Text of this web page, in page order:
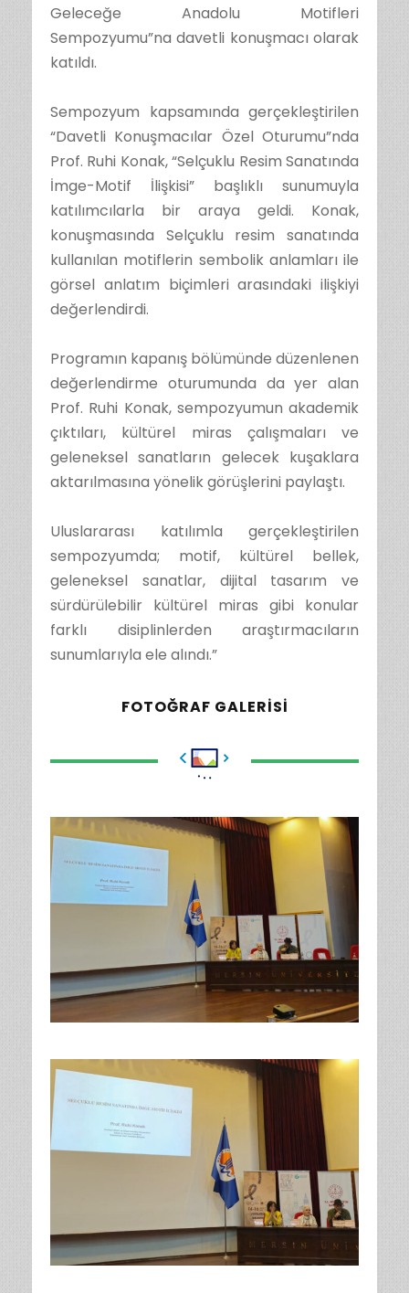
Geleceğe Anadolu Motifleri
Sempozyumu”na davetli konuşmacı olarak
katıldı.
Sempozyum kapsamında gerçekleştirilen
“Davetli Konuşmacılar Özel Oturumu”nda
Prof. Ruhi Konak, “Selçuklu Resim Sanatında
İmge-Motif İlişkisi” başlıklı sunumuyla
katılımcılarla bir araya geldi. Konak,
konuşmasında Selçuklu resim sanatında
kullanılan motiflerin sembolik anlamları ile
görsel anlatım biçimleri arasındaki ilişkiyi
değerlendirdi.
Programın kapanış bölümünde düzenlenen
değerlendirme oturumunda da yer alan
Prof. Ruhi Konak, sempozyumun akademik
çıktıları, kültürel miras çalışmaları ve
geleneksel sanatların gelecek kuşaklara
aktarılmasına yönelik görüşlerini paylaştı.
Uluslararası katılımla gerçekleştirilen
sempozyumda; motif, kültürel bellek,
geleneksel sanatlar, dijital tasarım ve
sürdürülebilir kültürel miras gibi konular
farklı disiplinlerden araştırmacıların
sunumlarıyla ele alındı.”
FOTOĞRAF GALERISI